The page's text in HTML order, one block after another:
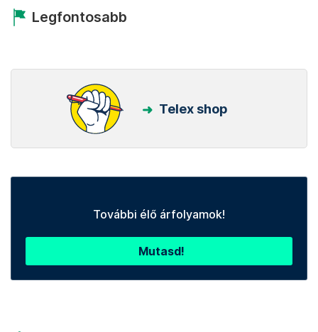
Legfontosabb
Telex shop
További élő árfolyamok!
Mutasd!